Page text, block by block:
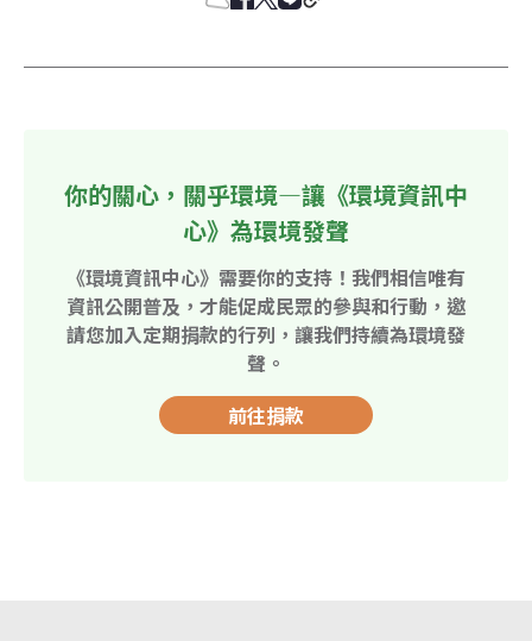
你的關心，關乎環境—讓《環境資訊中
心》為環境發聲
《環境資訊中心》需要你的支持！我們相信唯有
資訊公開普及，才能促成民眾的參與和行動，邀
請您加入定期捐款的行列，讓我們持續為環境發
聲。
前往捐款